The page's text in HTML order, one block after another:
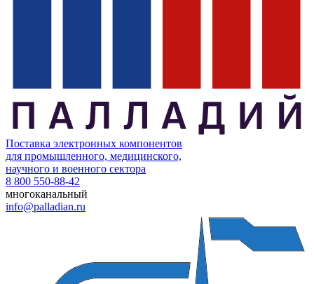
Поставка электронных компонентов
для промышленного, медицинского,
научного и военного сектора
8 800 550-88-42
многоканальный
info@palladian.ru